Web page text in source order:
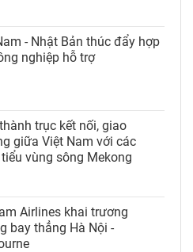
- Nhật Bản thúc đẩy hợp
nghiệp hỗ trợ
trục kết nối, giao
giữa Việt Nam với các
vùng sông Mekong
Airlines khai trương
bay thẳng Hà Nội -